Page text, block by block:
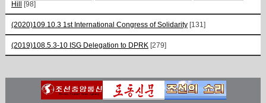
Hill [98]
(2020)109.10.3 1st International Congress of Solidarity [131]
(2019)108.5.3-10 ISG Delegation to DPRK [279]